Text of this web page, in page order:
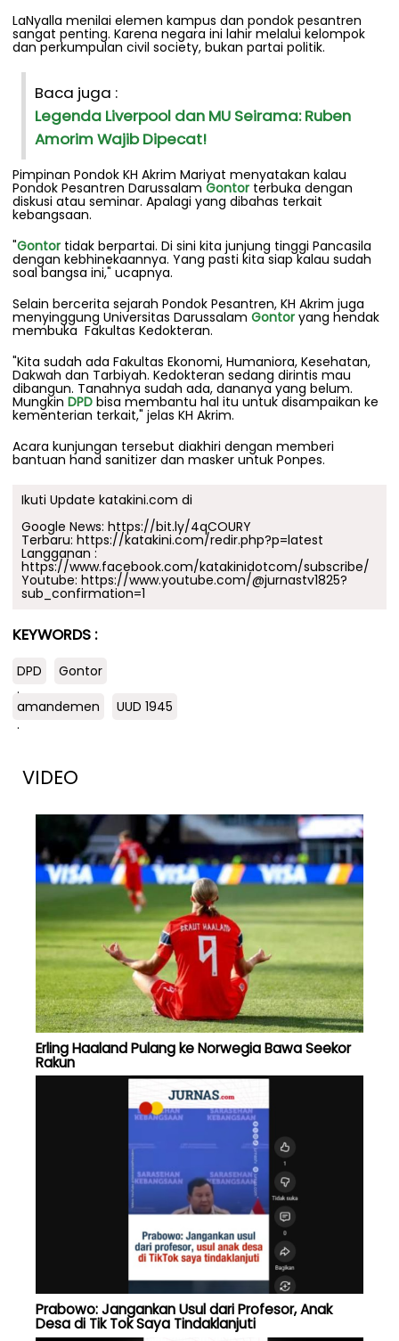
LaNyalla menilai elemen kampus dan pondok pesantren
sangat penting. Karena negara ini lahir melalui kelompok
dan perkumpulan civil society, bukan partai politik.
Baca juga :
Legenda Liverpool dan MU Seirama: Ruben
Amorim Wajib Dipecat!
Pimpinan Pondok KH Akrim Mariyat menyatakan kalau
Pondok Pesantren Darussalam Gontor terbuka dengan
diskusi atau seminar. Apalagi yang dibahas terkait
kebangsaan.
"Gontor tidak berpartai. Di sini kita junjung tinggi Pancasila
dengan kebhinekaannya. Yang pasti kita siap kalau sudah
soal bangsa ini," ucapnya.
Selain bercerita sejarah Pondok Pesantren, KH Akrim juga
menyinggung Universitas Darussalam Gontor yang hendak
membuka Fakultas Kedokteran.
"Kita sudah ada Fakultas Ekonomi, Humaniora, Kesehatan,
Dakwah dan Tarbiyah. Kedokteran sedang dirintis mau
dibangun. Tanahnya sudah ada, dananya yang belum.
Mungkin DPD bisa membantu hal itu untuk disampaikan ke
kementerian terkait," jelas KH Akrim.
Acara kunjungan tersebut diakhiri dengan memberi
bantuan hand sanitizer dan masker untuk Ponpes.
Ikuti Update katakini.com di
Google News: https://bit.ly/4qCOURY
Terbaru: https://katakini.com/redir.php?p=latest
Langganan :
https://www.facebook.com/katakinidotcom/subscribe/
Youtube: https://www.youtube.com/@jurnastv1825?
sub_confirmation=1
KEYWORDS :
DPD
Gontor
.
amandemen
UUD 1945
.
VIDEO
Erling Haaland Pulang ke Norwegia Bawa Seekor
Rakun
Prabowo: Jangankan Usul dari Profesor, Anak
Desa di Tik Tok Saya Tindaklanjuti